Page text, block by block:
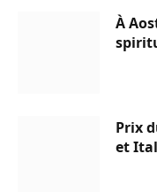
À
Prix
et